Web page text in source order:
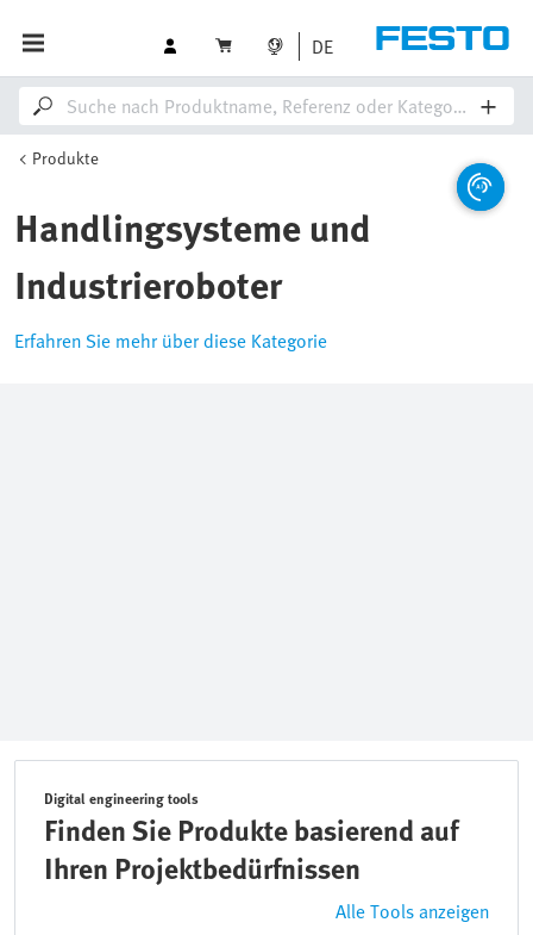
DE
Produkte
Handlingsysteme und
Industrieroboter
Erfahren Sie mehr über diese Kategorie
Digital engineering tools
Finden Sie Produkte basierend auf
Ihren Projektbedürfnissen
Alle Tools anzeigen